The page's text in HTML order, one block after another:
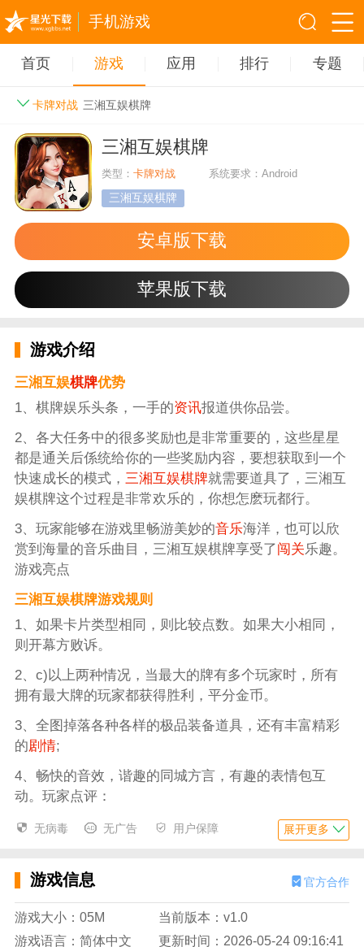
手机游戏
首页 游戏 应用 排行 专题
卡牌对战 三湘互娱棋牌
三湘互娱棋牌
类型：卡牌对战 系统要求：Android
三湘互娱棋牌
安卓版下载
苹果版下载
游戏介绍
三湘互娱棋牌优势
1、棋牌娱乐头条，一手的资讯报道供你品尝。
2、各大任务中的很多奖励也是非常重要的，这些星星
都是通关后係统给你的一些奖励内容，要想获取到一个
快速成长的模式， 三湘互娱棋牌就需要道具了，三湘互
娱棋牌这个过程是非常欢乐的，你想怎麽玩都行。
3、玩家能够在游戏里畅游美妙的音乐海洋，也可以欣
赏到海量的音乐曲目，三湘互娱棋牌享受了闯关乐趣。
游戏亮点
三湘互娱棋牌游戏规则
1、如果卡片类型相同，则比较点数。如果大小相同，
则开幕方败诉。
2、c)以上两种情况，当最大的牌有多个玩家时，所有
拥有最大牌的玩家都获得胜利，平分金币。
3、全图掉落各种各样的极品装备道具，还有丰富精彩
的剧情;
4、畅快的音效，谐趣的同城方言，有趣的表情包互
动。玩家点评：
5、精致唯美棋牌游戏画面，流畅游戏画质轻松享受各
验。
无病毒 无广告 用户保障 展开更多
游戏信息 官方合作
游戏大小：05M
当前版本：v1.0
游戏语言：简体中文
更新时间：2026-05-24 09:16:41